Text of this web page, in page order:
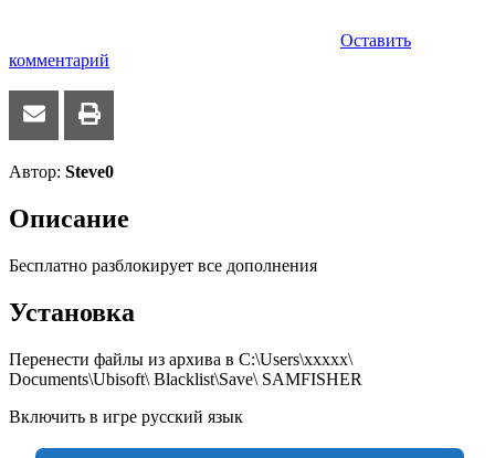
Оставить
комментарий
Автор: Steve0
Описание
Бесплатно разблокирует все дополнения
Установка
Перенести файлы из архива в C:\Users\xxxxx\
Documents\Ubisoft\ Blacklist\Save\ SAMFISHER
Включить в игре русский язык